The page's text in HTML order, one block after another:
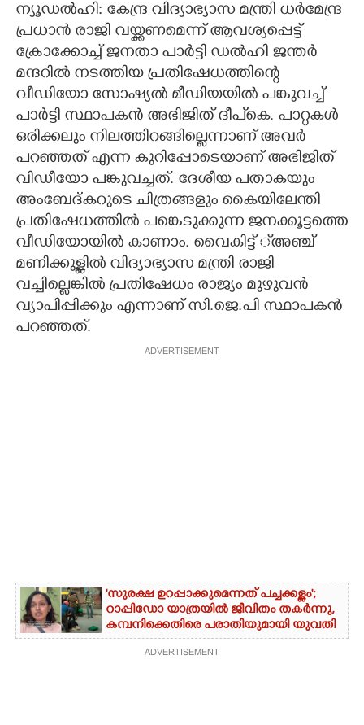
ZOOM
CONTACT US
ന്യൂഡൽഹി: കേന്ദ്ര വിദ്യാഭ്യാസ മന്ത്രി ധർമേന്ദ്ര
പ്രധാൻ രാജി വയ്ക്കണമെന്ന് ആവശ്യപ്പെട്ട്
ക്രോക്കോച്ച് ജനതാ പാർട്ടി ഡൽഹി ജന്തർ
മന്ദറിൽ നടത്തിയ പ്രതിഷേധത്തിന്റെ
വീഡിയോ സോഷ്യൽ മീഡിയയിൽ പങ്കുവച്ച്
പാർട്ടി സ്ഥാപകൻ അഭിജിത് ദീപ്കെ. പാറ്റകൾ
ഒരിക്കലും നിലത്തിറങ്ങില്ലെന്നാണ് അവർ
പറഞ്ഞത് എന്ന കുറിപ്പോടെയാണ് അഭിജിത്
വിഡീയോ പങ്കുവച്ചത്. ദേശീയ പതാകയും
അംബേദ്കറുടെ ചിത്രങ്ങളും കൈയിലേന്തി
പ്രതിഷേധത്തിൽ പങ്കെടുക്കുന്ന ജനക്കൂട്ടത്തെ
വീഡിയോയിൽ കാണാം. വൈകിട്ട് ്അഞ്ച്
മണിക്കുള്ളിൽ വിദ്യാഭ്യാസ മന്ത്രി രാജി
വച്ചില്ലെങ്കിൽ പ്രതിഷേധം രാജ്യം മുഴുവൻ
വ്യാപിപ്പിക്കും എന്നാണ് സി.ജെ.പി സ്ഥാപകൻ
പറഞ്ഞത്.
ADVERTISEMENT
'സുരക്ഷ ഉറപ്പാക്കുമെന്നത് പച്ചക്കള്ളം';
റാപ്പിഡോ യാത്രയിൽ ജീവിതം തകർന്നു,
കമ്പനിക്കെതിരെ പരാതിയുമായി യുവതി
ADVERTISEMENT